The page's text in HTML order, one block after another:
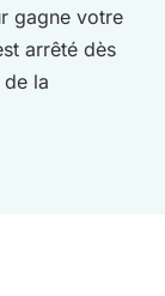
gagne votre
arrêté dès
la